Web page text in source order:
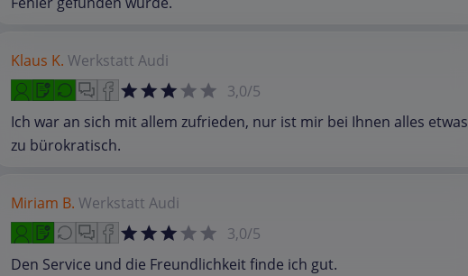
Klaus K. Werkstatt Audi
3,0/5
Ich war an sich mit allem zufrieden, nur ist mir bei Ihnen alles etwas
zu bürokratisch.
Miriam B. Werkstatt Audi
3,0/5
Den Service und die Freundlichkeit finde ich gut.